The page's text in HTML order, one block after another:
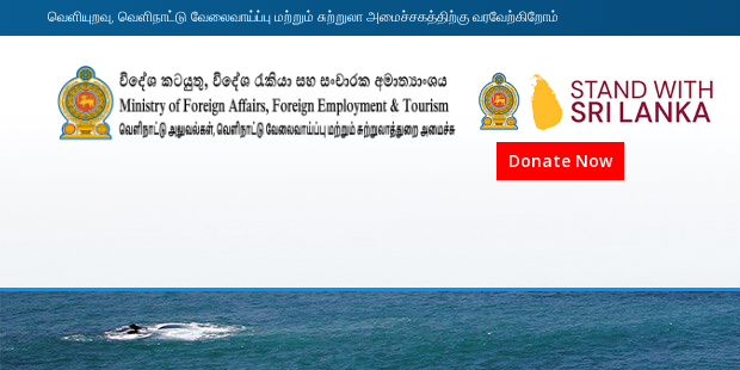
வெளியுறவு, வெளிநாட்டு வேலைவாய்ப்பு மற்றும் சுற்றுலா அமைச்சகத்திற்கு வரவேற்கிறோம்
Donate Now